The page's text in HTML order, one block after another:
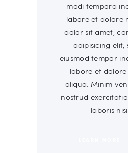
modi tempora
labore et dolore
dolor sit amet,
adipisicing elit,
eiusmod tempor
labore et
aliqua. Minim
nostrud
laboris